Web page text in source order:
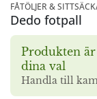
FÅTÖLJER &
Dedo fotpall
Produkten
dina val
Handla till